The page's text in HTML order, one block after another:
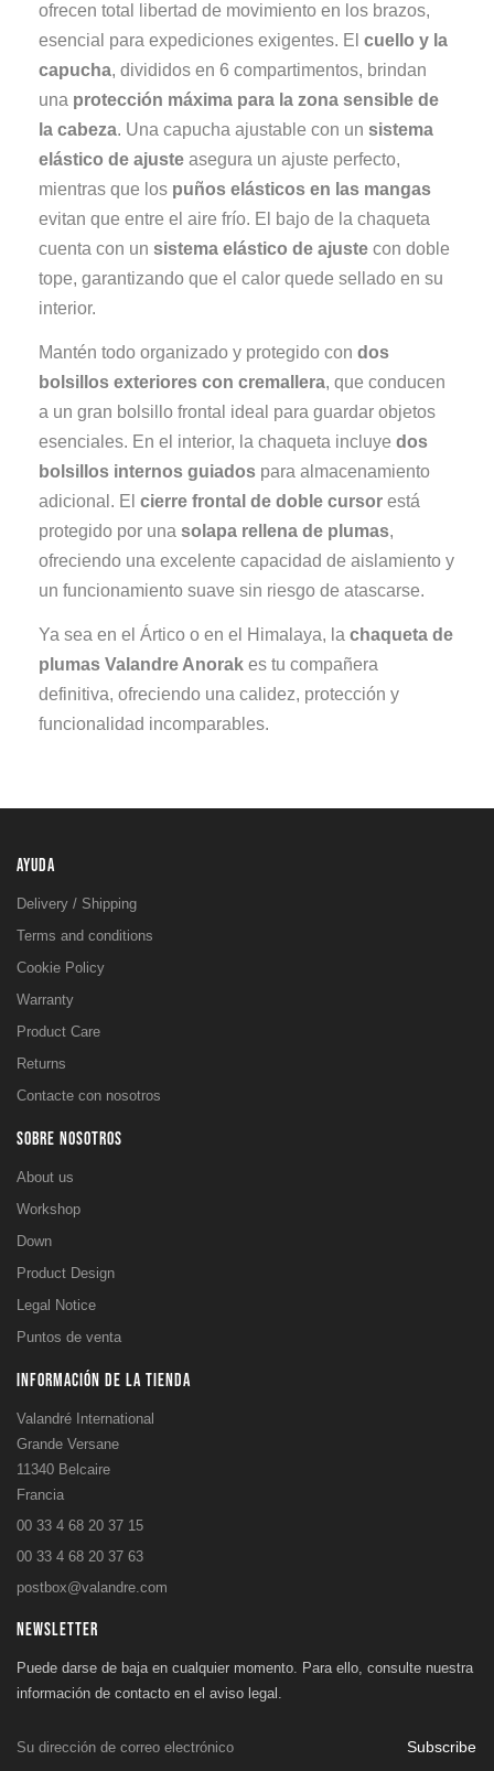
ofrecen total libertad de movimiento en los brazos,
esencial para expediciones exigentes. El cuello y la
capucha, divididos en 6 compartimentos, brindan
una protección máxima para la zona sensible de
la cabeza. Una capucha ajustable con un sistema
elástico de ajuste asegura un ajuste perfecto,
mientras que los puños elásticos en las mangas
evitan que entre el aire frío. El bajo de la chaqueta
cuenta con un sistema elástico de ajuste con doble
tope, garantizando que el calor quede sellado en su
interior.
Mantén todo organizado y protegido con dos
bolsillos exteriores con cremallera, que conducen
a un gran bolsillo frontal ideal para guardar objetos
esenciales. En el interior, la chaqueta incluye dos
bolsillos internos guiados para almacenamiento
adicional. El cierre frontal de doble cursor está
protegido por una solapa rellena de plumas,
ofreciendo una excelente capacidad de aislamiento y
un funcionamiento suave sin riesgo de atascarse.
Ya sea en el Ártico o en el Himalaya, la chaqueta de
plumas Valandre Anorak es tu compañera
definitiva, ofreciendo una calidez, protección y
funcionalidad incomparables.
AYUDA
Delivery / Shipping
Terms and conditions
Cookie Policy
Warranty
Product Care
Returns
Contacte con nosotros
SOBRE NOSOTROS
About us
Workshop
Down
Product Design
Legal Notice
Puntos de venta
INFORMACIÓN DE LA TIENDA
Valandré International
Grande Versane
11340 Belcaire
Francia
00 33 4 68 20 37 15
00 33 4 68 20 37 63
postbox@valandre.com
NEWSLETTER
Puede darse de baja en cualquier momento. Para ello, consulte nuestra
información de contacto en el aviso legal.
Subscribe